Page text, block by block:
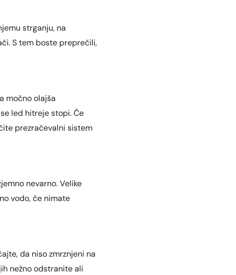
strganju, na
S tem boste preprečili,
močno olajša
led hitreje stopi. Če
prezračevalni sistem
nevarno. Velike
vodo, če nimate
da niso zmrznjeni na
nežno odstranite ali